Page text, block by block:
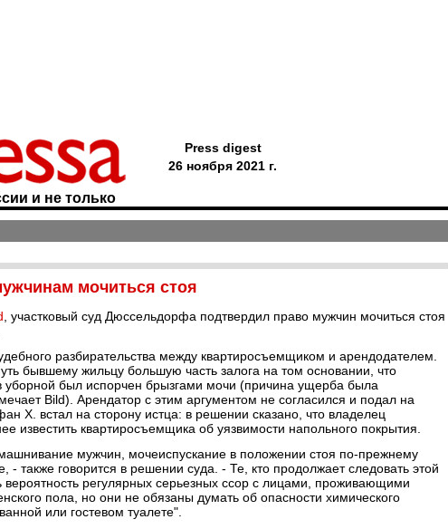
и не только
Press digest
26 ноября 2021 г.
мочиться стоя
, участковый суд Дюссельдорфа подтвердил право мужчин мочиться стоя
разбирательства между квартиросъемщиком и арендодателем.
бывшему жильцу большую часть залога на том основании, что
уборной был испорчен брызгами мочи (причина ущерба была
Bild). Арендатор с этим аргументом не согласился и подал на
Х. встал на сторону истца: в решении сказано, что владелец
известить квартиросъемщика об уязвимости напольного покрытия.
мужчин, мочеиспускание в положении стоя по-прежнему
- также говорится в решении суда. - Те, кто продолжает следовать этой
регулярных серьезных ссор с лицами, проживающими
пола, но они не обязаны думать об опасности химического
или гостевом туалете".